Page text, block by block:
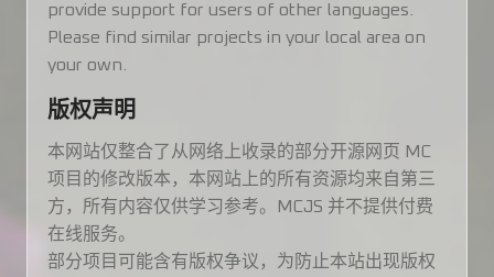
provide support for users of other languages.
Please find similar projects in your local area on
your own.
版权声明
本网站仅整合了从网络上收录的部分开源网页 MC
项目的修改版本，本网站上的所有资源均来自第三
方，所有内容仅供学习参考。MCJS 并不提供付费
在线服务。
部分项目可能含有版权争议，为防止本站出现版权